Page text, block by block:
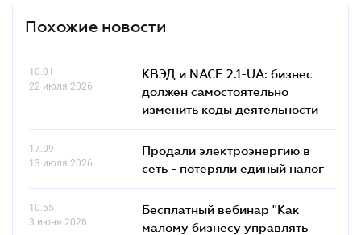
Похожие новости
10.01
22 июля 2026
КВЭД и NACE 2.1-UA: бизнес
должен самостоятельно
изменить коды деятельности
17.09
13 июля 2026
Продали электроэнергию в
сеть - потеряли единый налог
10.55
3 июня 2026
Бесплатный вебинар "Как
малому бизнесу управлять